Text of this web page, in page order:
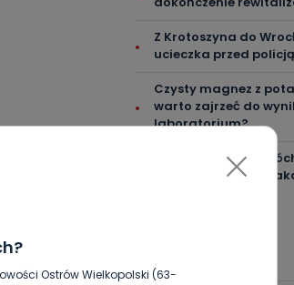
Ostrów Wielkopolski (63-
Z Krotoszyna do
ucieczka przed policją
Czysty magnez z
warto zajrzeć do
laboratorium?
Utrudnienia na
jeszcze do końca